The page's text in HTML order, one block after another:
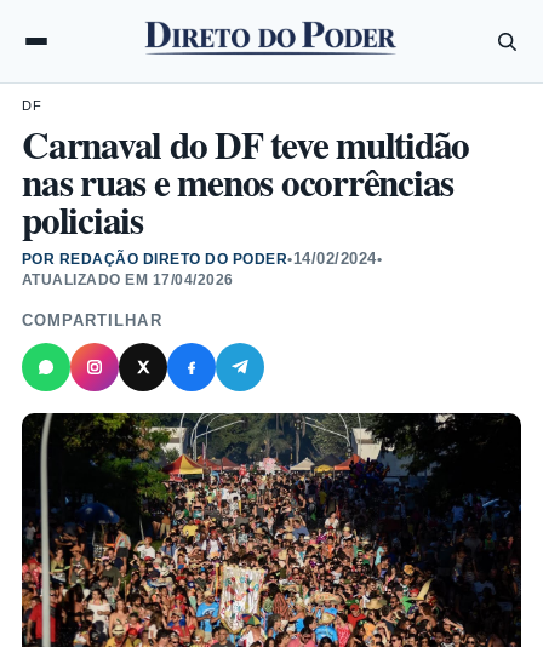
DF
Carnaval do DF teve multidão
nas ruas e menos ocorrências
policiais
POR REDAÇÃO DIRETO DO PODER•14/02/2024•
ATUALIZADO EM 17/04/2026
COMPARTILHAR